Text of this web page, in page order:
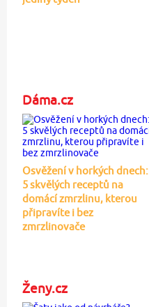
Dáma.cz
Osvěžení v horkých dnech:
5 skvělých receptů na
domácí zmrzlinu, kterou
připravíte i bez
zmrzlinovače
Ženy.cz